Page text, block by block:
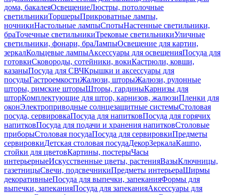
дома, бакалеяОсвещениеЛюстры, потолочные
светильникиТоршерыПрикроватные лампы,
ночникиНастольные лампыСпотыНастенные светильники,
браТочечные светильникиТрековые светильникиУличные
светильники, фонари, браЛампыОсвещение для картин,
зеркалКольцевые лампыАксессуары для освещенияПосуда для
готовкиСковороды, сотейники, вокиКастрюли, ковши,
казаныПосуда для СВЧКрышки и аксессуары для
посудыГастроемкостиЖалюзи, шторыЖалюзи, рулонные
шторы, римские шторыШторы, гардиныКарнизы для
шторКомплектующие для штор, карнизов, жалюзиПленки для
оконЭлектроприводные солнцезащитные системыСтоловая
посуда, сервировкаПосуда для напитковПосуда для горячих
напитковПосуда для подачи и хранения напитковСтоловые
приборыСтоловая посудаПосуда для сервировкиПредметы
сервировкиДетская столовая посудаДекорЗеркалаКашпо,
стойки для цветовКартины, постерыЧасы
интерьерныеИскусственные цветы, растенияВазыКлючницы,
газетницыСвечи, подсвечникиПредметы интерьераШирмы
декоративныеПосуда для выпечки, запеканияФормы для
выпечки, запеканияПосуда для запеканияАксессуары для